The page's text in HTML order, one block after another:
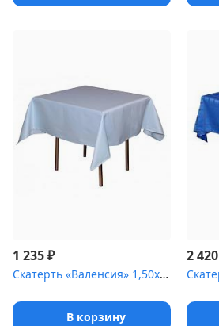
1 235₽
Скатерть «Валенсия» 1,50х1,50 м голубая
В корзину
2 420